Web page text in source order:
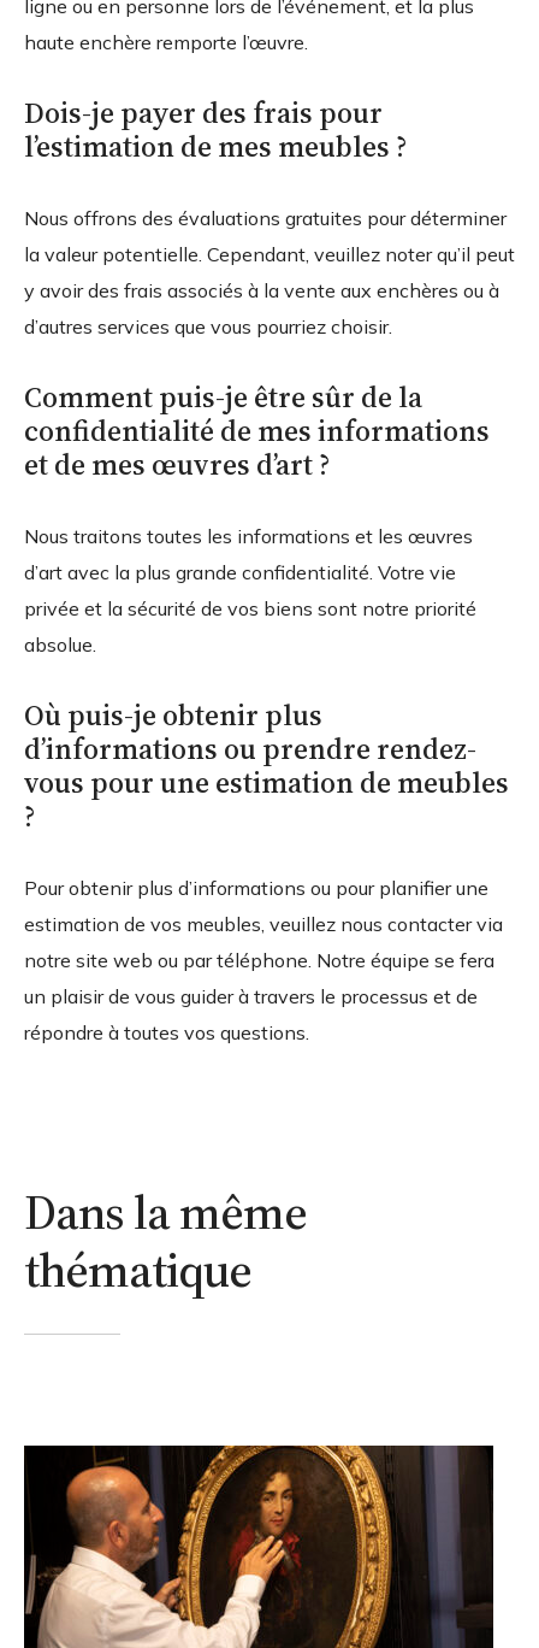
ligne ou en personne lors de l’événement, et la plus
haute enchère remporte l’œuvre.
Dois-je payer des frais pour
l’estimation de mes meubles ?
Nous offrons des évaluations gratuites pour déterminer
la valeur potentielle. Cependant, veuillez noter qu’il peut
y avoir des frais associés à la vente aux enchères ou à
d’autres services que vous pourriez choisir.
Comment puis-je être sûr de la
confidentialité de mes informations
et de mes œuvres d’art ?
Nous traitons toutes les informations et les œuvres
d’art avec la plus grande confidentialité. Votre vie
privée et la sécurité de vos biens sont notre priorité
absolue.
Où puis-je obtenir plus
d’informations ou prendre rendez-
vous pour une estimation de meubles
?
Pour obtenir plus d’informations ou pour planifier une
estimation de vos meubles, veuillez nous contacter via
notre site web ou par téléphone. Notre équipe se fera
un plaisir de vous guider à travers le processus et de
répondre à toutes vos questions.
Dans la même
thématique